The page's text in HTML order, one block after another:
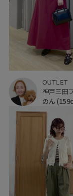
OUTLET
のん